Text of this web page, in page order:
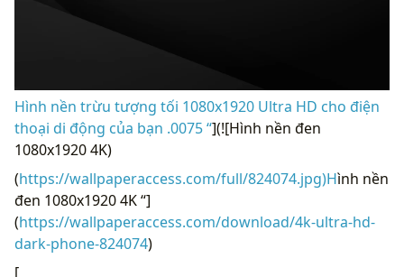
Hình nền trừu tượng tối 1080x1920 Ultra HD cho điện
thoại di động của bạn .0075 “](![Hình nền đen
1080x1920 4K)
(https://wallpaperaccess.com/full/824074.jpg)Hình nền
đen 1080x1920 4K “]
(https://wallpaperaccess.com/download/4k-ultra-hd-
dark-phone-824074)
[